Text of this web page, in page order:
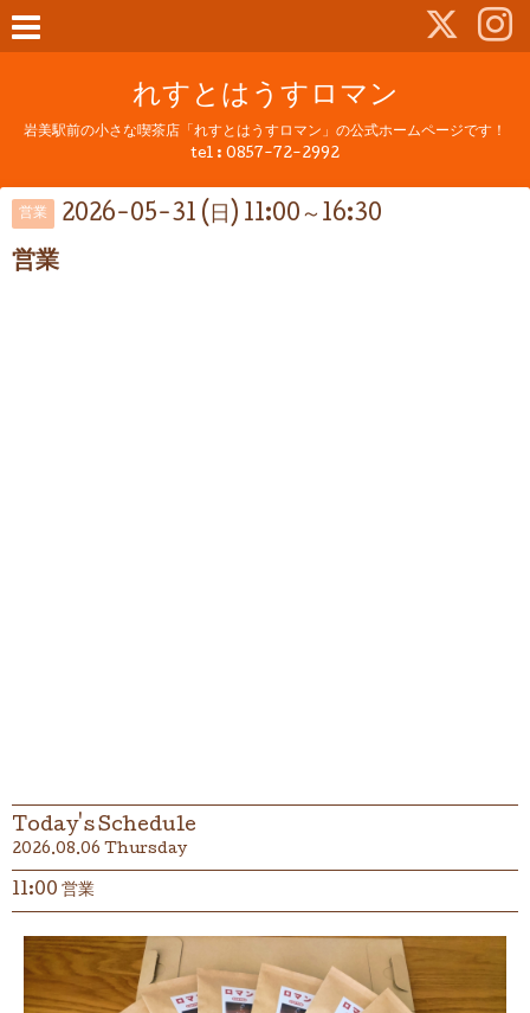
れすとはうすロマン
岩美駅前の小さな喫茶店「れすとはうすロマン」の公式ホームページです！
tel : 0857-72-2992
営業 2026-05-31 (日) 11:00～16:30
営業
Today's Schedule
2026.08.06 Thursday
11:00 営業